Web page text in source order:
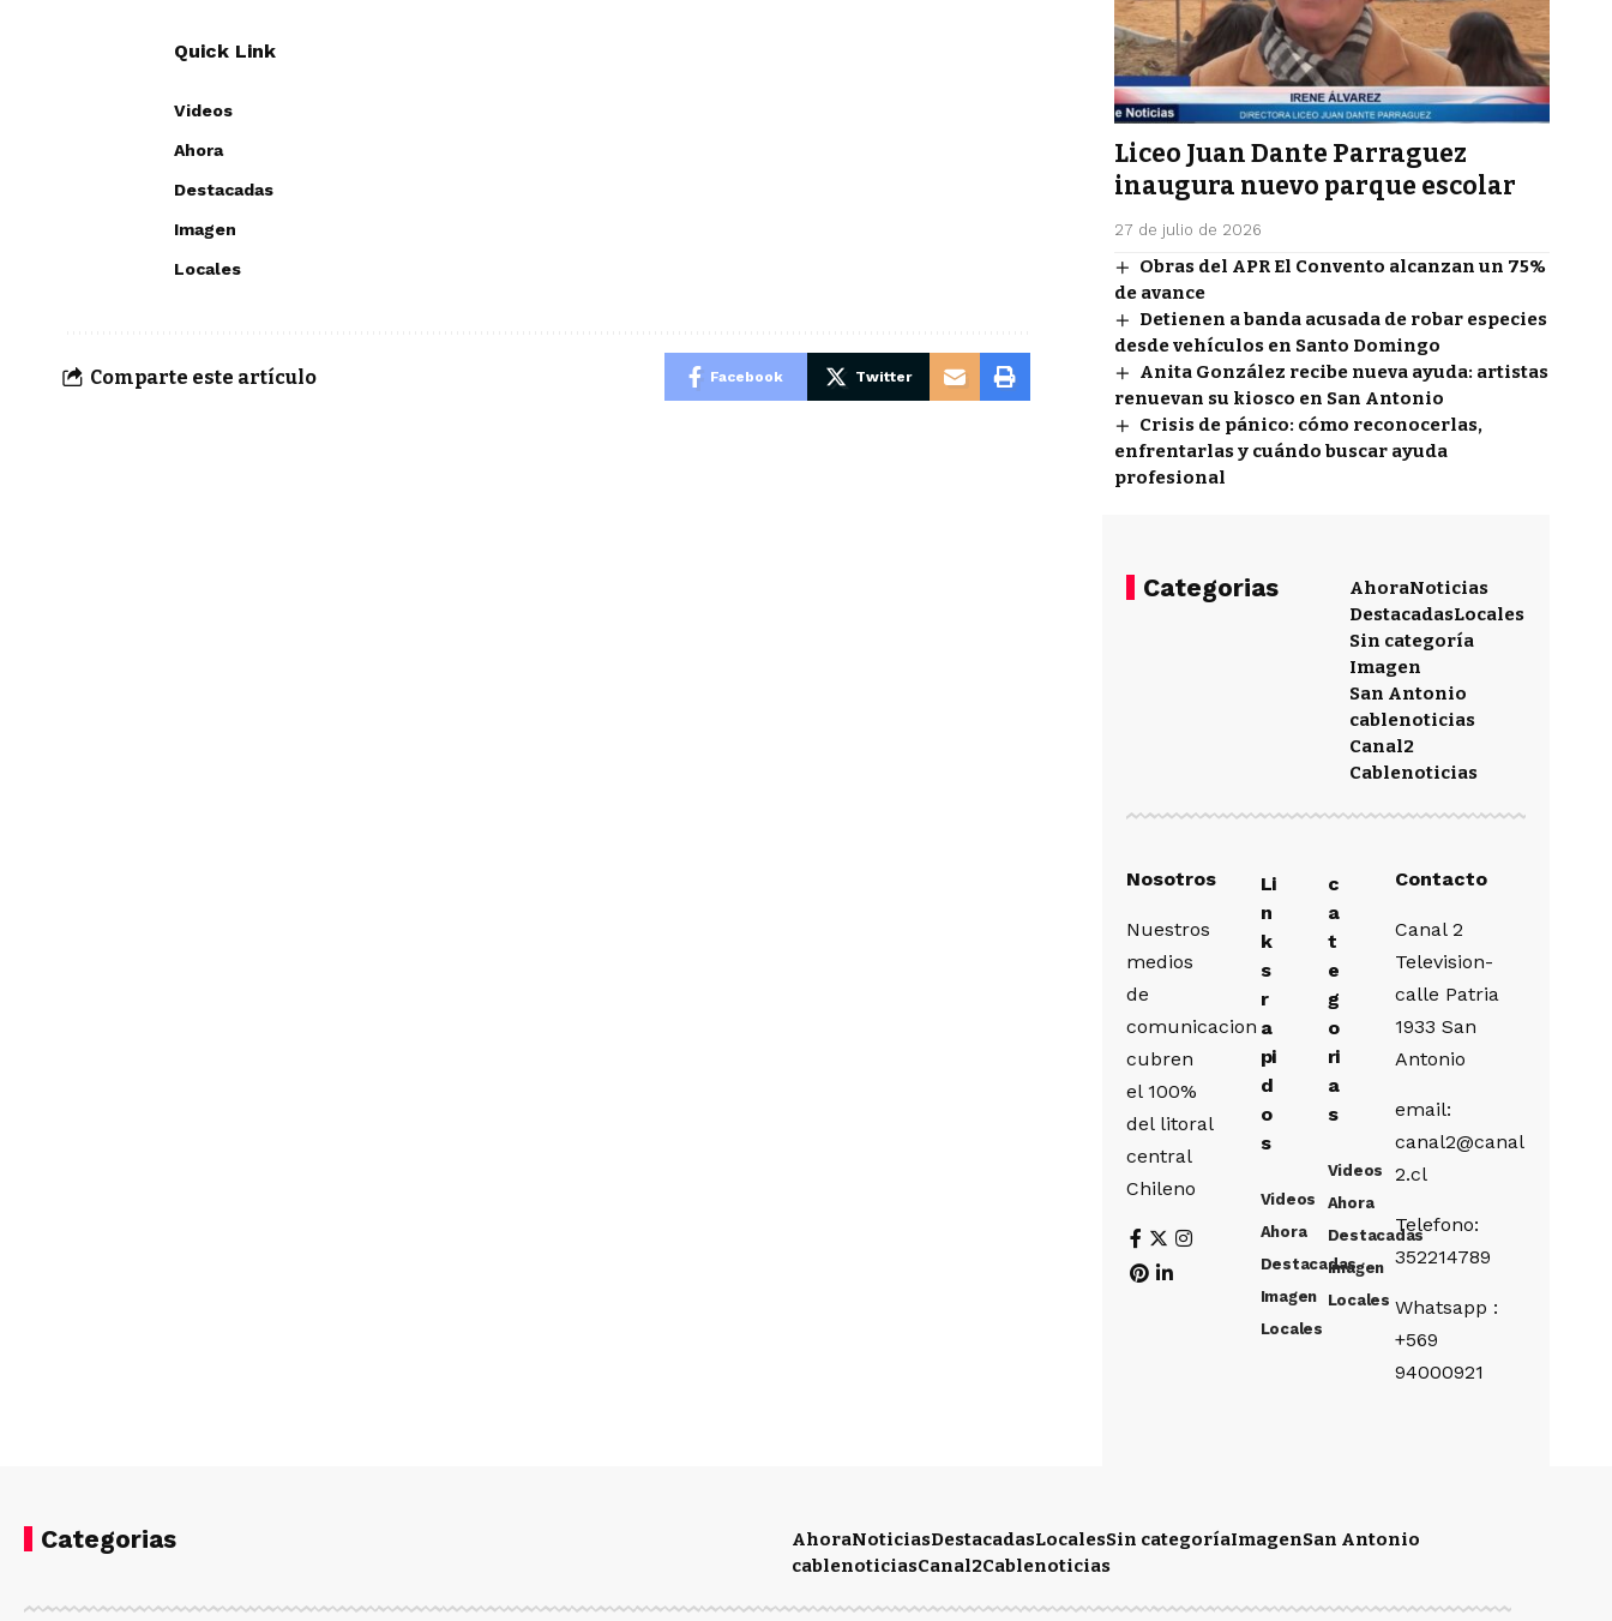
Quick Link
Videos
Ahora
Destacadas
Imagen
Locales
Comparte este artículo Facebook Twitter
Liceo Juan Dante Parraguez
inaugura nuevo parque escolar
27 de julio de 2026
Obras del APR El Convento alcanzan un 75%
de avance
Detienen a banda acusada de robar especies
desde vehículos en Santo Domingo
Anita González recibe nueva ayuda: artistas
renuevan su kiosco en San Antonio
Crisis de pánico: cómo reconocerlas,
enfrentarlas y cuándo buscar ayuda
profesional
Categorias AhoraNoticias
DestacadasLocales
Sin categoría
Imagen
San Antonio
cablenoticias
Canal2
Cablenoticias
Nosotros
Nuestros
medios
de
comunicacion
cubren
el 100%
del litoral
central
Chileno
Li
n
k
s
r
a
pi
d
o
s
Videos
Ahora
Destacadas
Imagen
Locales
c
a
t
e
g
o
ri
a
s
Videos
Ahora
Destacadas
Imagen
Locales
Contacto
Canal 2
Television-
calle Patria
1933 San
Antonio
email:
canal2@canal
2.cl
Telefono:
352214789
Whatsapp :
+569
94000921
Categorias AhoraNoticiasDestacadasLocalesSin categoríaImagenSan Antonio
cablenoticiasCanal2Cablenoticias